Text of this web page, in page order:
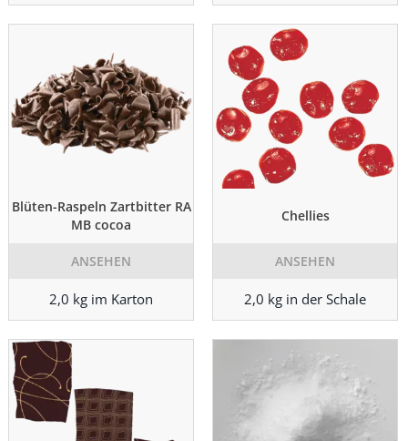
Blüten-Raspeln Zartbitter RA
MB cocoa
ANSEHEN
2,0 kg im Karton
Chellies
ANSEHEN
2,0 kg in der Schale